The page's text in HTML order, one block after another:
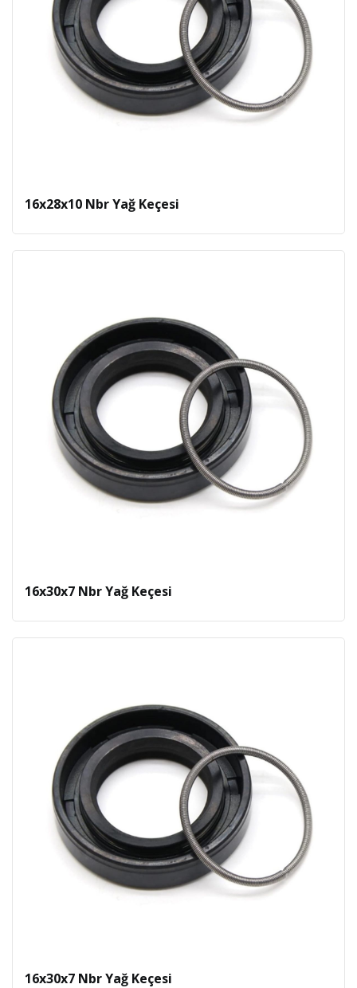
16x28x10 Nbr Yağ Keçesi
16x30x7 Nbr Yağ Keçesi
16x30x7 Nbr Yağ Keçesi